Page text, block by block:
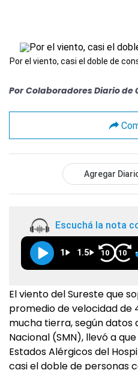
Por el viento, casi el doble de
Por Colaboradores Diario de
Agregar
Escuchá la nota
1 1.5 10 10
El viento del Sureste que
promedio de velocidad de
mucha tierra, según datos
Nacional (SMN), llevó a
Estados Alérgicos del
casi el doble de personas